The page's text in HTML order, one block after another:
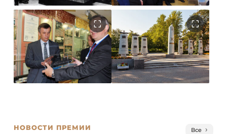
НОВОСТИ ПРЕМИИ Все